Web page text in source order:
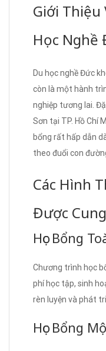
Giới Thiệu
Học Nghề
Du học nghề Đức
còn là một hành
nghiệp tương lai.
Sơn tại TP. Hồ Chí
bổng rất hấp dẫn
theo đuổi con
Các Hình
Được
Học Bổng
Chương trình học
phí học tập, sinh
rèn luyện và phát
Học Bổng